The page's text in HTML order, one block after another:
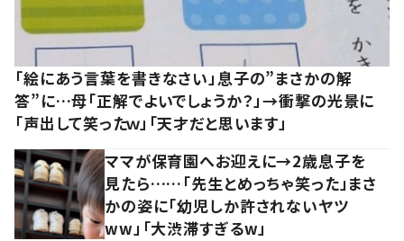
「絵にあう言葉を書きなさい」息子の”まさかの解
答”に…母「正解でよいでしょうか？」→衝撃の光景に
「声出して笑ったｗ」「天才だと思います」
ママが保育園へお迎えに→2歳息子を
見たら……「先生とめっちゃ笑った」まさ
かの姿に「幼児しか許されないヤツ
ww」「大渋滞すぎるw」